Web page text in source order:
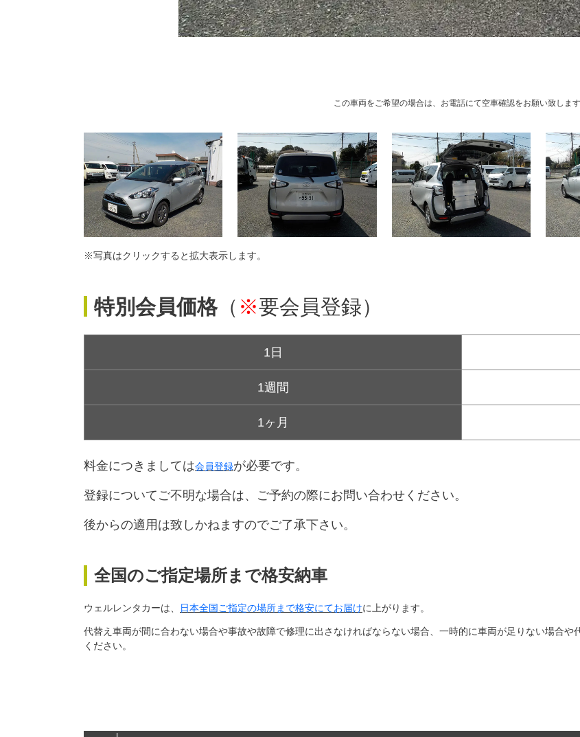
この車両をご希望の場合は、お電話にて空車確認をお願い致します
※写真はクリックすると拡大表示します。
特別会員価格（ ※要会員登録）
1日
1週間
1ヶ月
料金につきましては会員登録が必要です。
登録についてご不明な場合は、ご予約の際にお問い合わせください。
後からの適用は致しかねますのでご了承下さい。
全国のご指定場所まで格安納車
ウェルレンタカーは、 日本全国ご指定の場所まで格安にてお届けに上がります。
代替え車両が間に合わない場合や事故や故障で修理に出さなければならない場合、一時的に車両が足りない場合
ください。